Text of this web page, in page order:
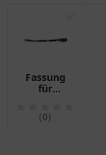
✅
Fassung
für
aus
Metall
(0)